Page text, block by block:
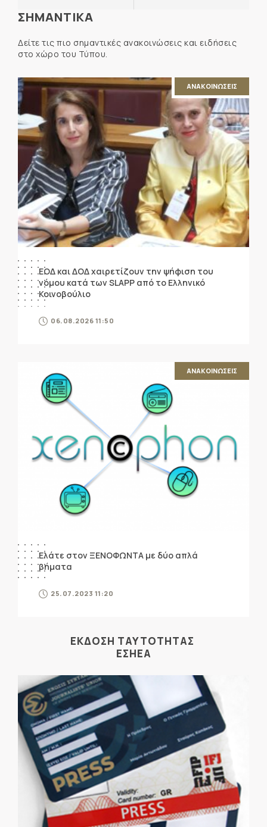
ΣΗΜΑΝΤΙΚΑ
Δείτε τις πιο σημαντικές ανακοινώσεις και ειδήσεις
στο χώρο του Τύπου.
ΑΝΑΚΟΙΝΩΣΕΙΣ
ΕΟΔ και ΔΟΔ χαιρετίζουν την ψήφιση του
νόμου κατά των SLAPP από το Ελληνικό
Κοινοβούλιο
06.08.2026 11:50
ΑΝΑΚΟΙΝΩΣΕΙΣ
Ελάτε στον ΞΕΝΟΦΩΝΤΑ με δύο απλά
βήματα
25.07.2023 11:20
ΕΚΔΟΣΗ ΤΑΥΤΟΤΗΤΑΣ
ΕΣΗΕΑ